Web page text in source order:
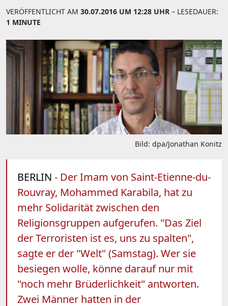
VERÖFFENTLICHT AM 30.07.2016 UM 12:28 UHR – LESEDAUER:
1 MINUTE
Bild: dpa/Jonathan Konitz
BERLIN - Der Imam von Saint-Etienne-du-
Rouvray, Mohammed Karabila, hat zu
mehr Solidarität zwischen den
Religionsgruppen aufgerufen. "Das Ziel
der Terroristen ist es, uns zu spalten",
sagte er der "Welt" (Samstag). Wer sie
besiegen wolle, könne darauf nur mit
"noch mehr Brüderlichkeit" antworten.
Zwei Männer hatten in der